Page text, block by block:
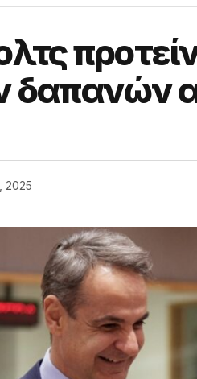
δαπανών
2025